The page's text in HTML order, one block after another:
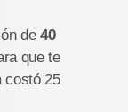
de40
que te
costó 25